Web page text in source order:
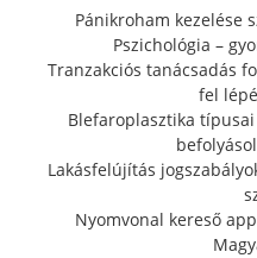
Pánikroham kezelése
Pszichológia –
Tranzakciós tanácsadás
fel
Blefaroplasztika
Lakásfelújítás
Nyomvonal kereső